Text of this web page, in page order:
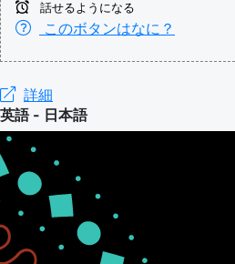
話せるようになる
このボタンはなに？
詳細
英語 - 日本語